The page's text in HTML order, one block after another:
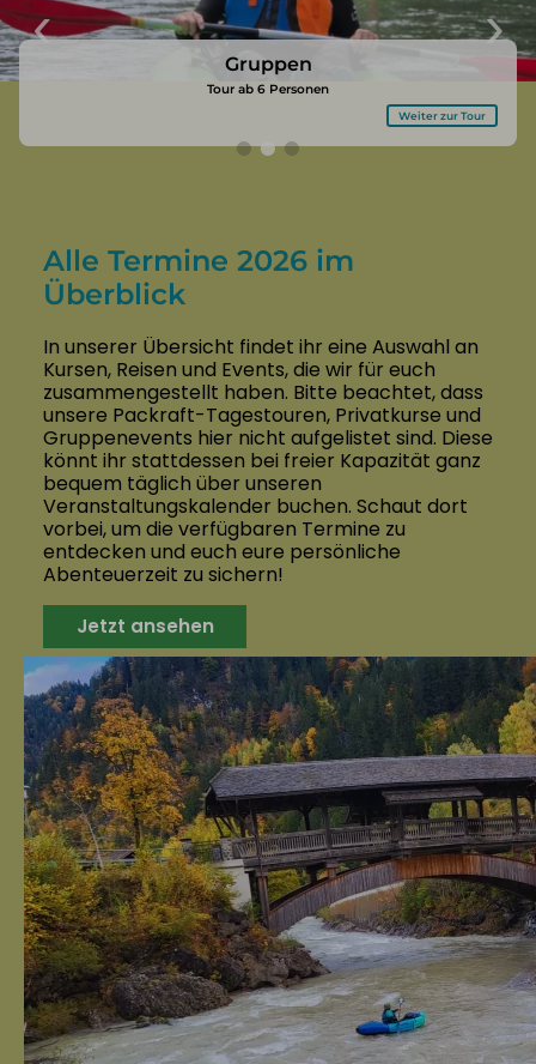
Tagestour
Packrafter für einen Tag
Weiter zur Tour
Gruppen
Tour ab 6 Personen
Weiter zur Tour
Privatkurs
Professionelles Coaching
Weiter zum Training
Alle Termine 2026 im
Überblick
In unserer Übersicht findet ihr eine Auswahl an
Kursen, Reisen und Events, die wir für euch
zusammengestellt haben. Bitte beachtet, dass
unsere Packraft-Tagestouren, Privatkurse und
Gruppenevents hier nicht aufgelistet sind. Diese
könnt ihr stattdessen bei freier Kapazität ganz
bequem täglich über unseren
Veranstaltungskalender buchen. Schaut dort
vorbei, um die verfügbaren Termine zu
entdecken und euch eure persönliche
Abenteuerzeit zu sichern!
Jetzt ansehen